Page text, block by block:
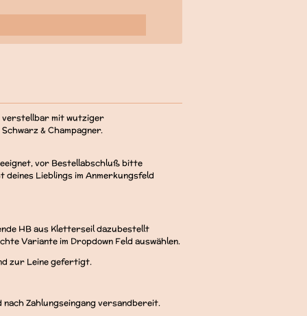
verstellbar mit wutziger
& Champagner.
vor Bestellabschluß bitte
Lieblings im Anmerkungsfeld
HB aus Kletterseil dazubestellt
Variante im Dropdown Feld auswählen.
zur Leine gefertigt.
Zahlungseingang versandbereit.